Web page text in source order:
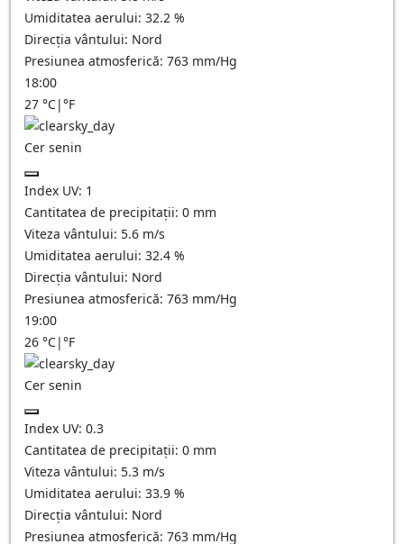
Umiditatea aerului: 32.2 %
Direcția vântului: Nord
Presiunea atmosferică: 763 mm/Hg
18:00
27 °C|°F
Cer senin
Index UV: 1
Cantitatea de precipitații: 0 mm
Viteza vântului: 5.6 m/s
Umiditatea aerului: 32.4 %
Direcția vântului: Nord
Presiunea atmosferică: 763 mm/Hg
19:00
26 °C|°F
Cer senin
Index UV: 0.3
Cantitatea de precipitații: 0 mm
Viteza vântului: 5.3 m/s
Umiditatea aerului: 33.9 %
Direcția vântului: Nord
Presiunea atmosferică: 763 mm/Hg